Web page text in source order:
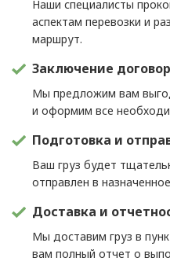
Наши специалисты
аспектам перевозки и
маршрут.
Заключение
Мы предложим вам
и оформим все
Подготовка и
Ваш груз будет
отправлен в
Доставка и
Мы доставим груз в
вам полный отчет о